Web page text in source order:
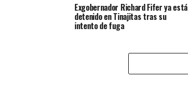
Exgobernador Richard Fifer ya está
detenido en Tinajitas tras su
intento de fuga